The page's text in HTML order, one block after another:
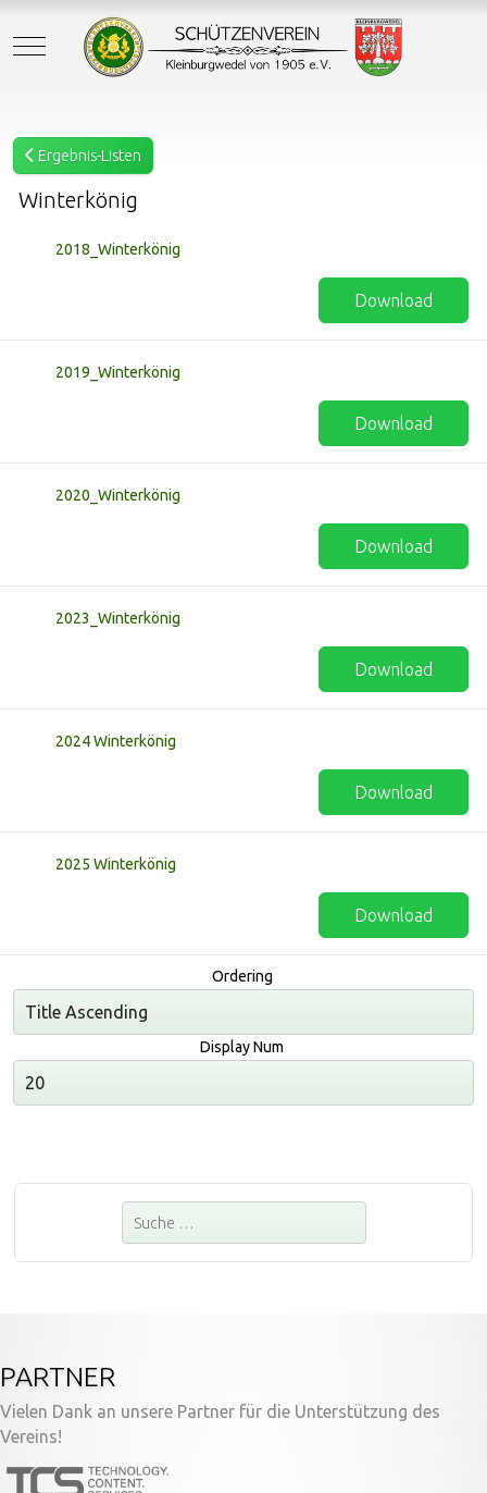
Mobile Menu Toggle
Ergebnis-Listen
Winterkönig
2018_Winterkönig
Download
2019_Winterkönig
Download
2020_Winterkönig
Download
2023_Winterkönig
Download
2024 Winterkönig
Download
2025 Winterkönig
Download
Ordering
Display Num
Suchen
PARTNER
Vielen Dank an unsere Partner für die Unterstützung des
Vereins!